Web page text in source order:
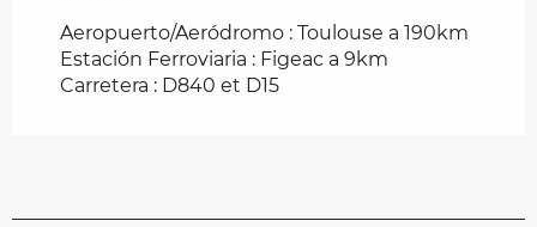
Aeropuerto/Aeródromo : Toulouse a 190km
Estación Ferroviaria : Figeac a 9km
Carretera : D840 et D15